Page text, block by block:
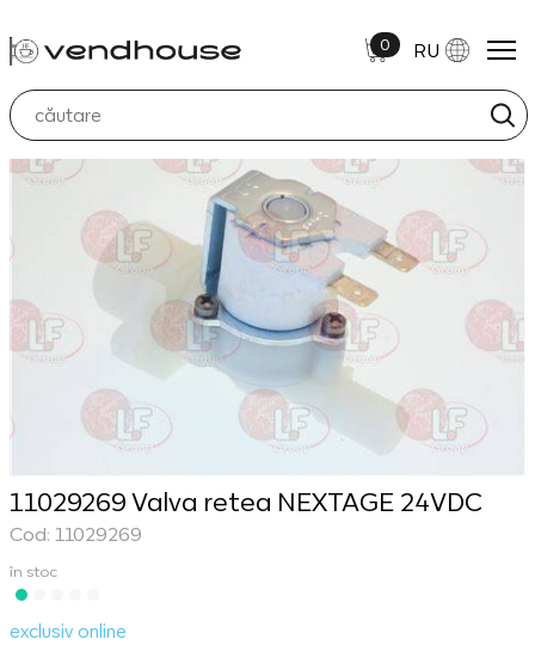
0 RU
11029269 Valva retea NEXTAGE 24VDC
Cod: 11029269
în stoc
exclusiv online